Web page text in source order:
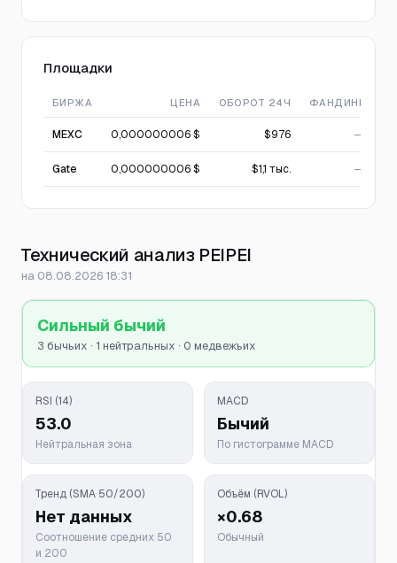
Площадки
БИРЖА ЦЕНА ОБОРОТ 24Ч ФАНДИНГ
MEXC 0,000000006 $ $976 —
Gate 0,000000006 $ $1,1 тыс. —
Технический анализ PEIPEI
на 08.08.2026 18:31
Сильный бычий
3 бычьих · 1 нейтральных · 0 медвежьих
RSI (14)
53.0
Нейтральная зона
MACD
Бычий
По гистограмме MACD
Тренд (SMA 50/200)
Нет данных
Соотношение средних 50
и 200
Объём (RVOL)
×0.68
Обычный